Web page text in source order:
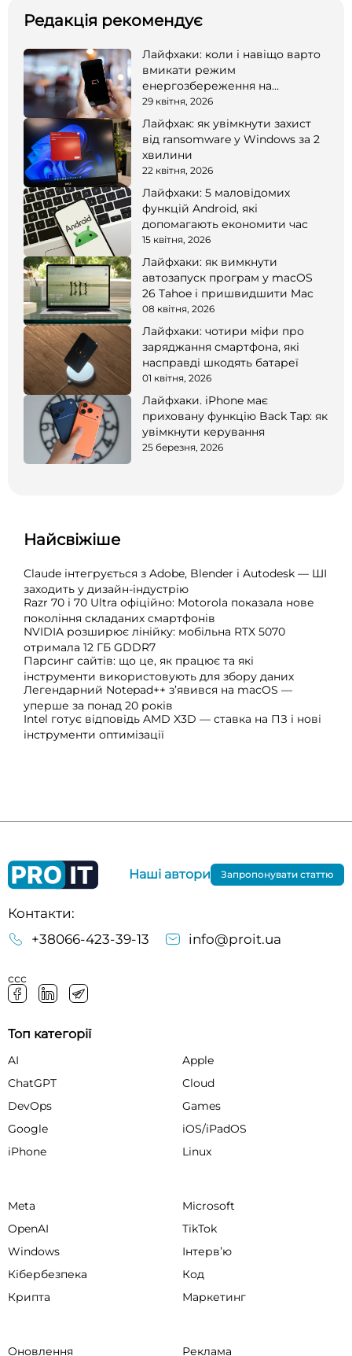
Редакція рекомендує
Лайфхаки: коли і навіщо варто
вмикати режим
енергозбереження на
смартфоні
29 квітня, 2026
Лайфхак: як увімкнути захист
від ransomware у Windows за 2
хвилини
22 квітня, 2026
Лайфхаки: 5 маловідомих
функцій Android, які
допомагають економити час
15 квітня, 2026
Лайфхаки: як вимкнути
автозапуск програм у macOS
26 Tahoe і пришвидшити Mac
08 квітня, 2026
Лайфхаки: чотири міфи про
заряджання смартфона, які
насправді шкодять батареї
01 квітня, 2026
Лайфхаки. iPhone має
приховану функцію Back Tap: як
увімкнути керування
25 березня, 2026
Найсвіжіше
Claude інтегрується з Adobe, Blender і Autodesk — ШІ
заходить у дизайн-індустрію
Razr 70 і 70 Ultra офіційно: Motorola показала нове
покоління складаних смартфонів
NVIDIA розширює лінійку: мобільна RTX 5070
отримала 12 ГБ GDDR7
Парсинг сайтів: що це, як працює та які
інструменти використовують для збору даних
Легендарний Notepad++ з’явився на macOS —
уперше за понад 20 років
Intel готує відповідь AMD X3D — ставка на ПЗ і нові
інструменти оптимізації
Контакти:
+38066-423-39-13
info@proit.ua
ссс
Наші автори Запропонувати статтю
Топ категорії
AI
Apple
ChatGPT
Cloud
DevOps
Games
Google
iOS/iPadOS
iPhone
Linux
Meta
Microsoft
OpenAI
TikTok
Windows
Інтервʼю
Кібербезпека
Код
Крипта
Маркетинг
Оновлення Реклама